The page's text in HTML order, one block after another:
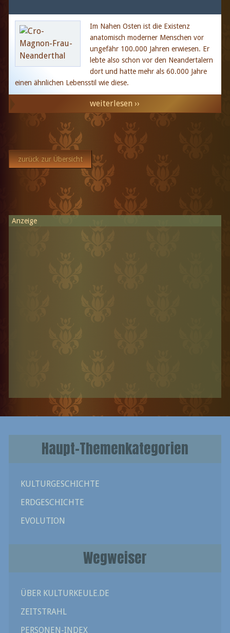
Im Nahen Osten ist die Existenz
anatomisch moderner Menschen vor
ungefähr 100.000 Jahren erwiesen. Er
lebte also schon vor den Neandertalern
dort und hatte mehr als 60.000 Jahre
einen ähnlichen Lebensstil wie diese.
weiterlesen ››
zurück zur Übersicht
Anzeige
Haupt-Themenkategorien
KULTURGESCHICHTE
ERDGESCHICHTE
EVOLUTION
Wegweiser
ÜBER KULTURKEULE.DE
ZEITSTRAHL
PERSONEN-INDEX